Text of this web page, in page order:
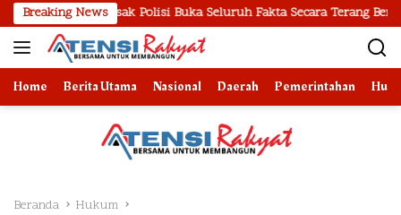
Langsung
ke
konten
Breaking News
Polisi Buka Seluruh Fakta Secara Terang Benderang
Home Berita Utama Nasional Daerah Pemerintahan
Beranda Hukum